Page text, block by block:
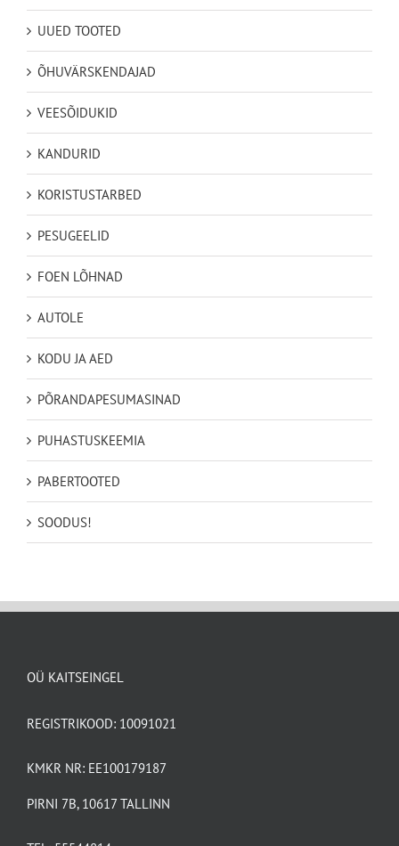
UUED TOOTED
ÕHUVÄRSKENDAJAD
VEESÕIDUKID
KANDURID
KORISTUSTARBED
PESUGEELID
FOEN LÕHNAD
AUTOLE
KODU JA AED
PÕRANDAPESUMASINAD
PUHASTUSKEEMIA
PABERTOOTED
SOODUS!
OÜ KAITSEINGEL
REGISTRIKOOD: 10091021
KMKR NR: EE100179187
PIRNI 7B, 10617 TALLINN